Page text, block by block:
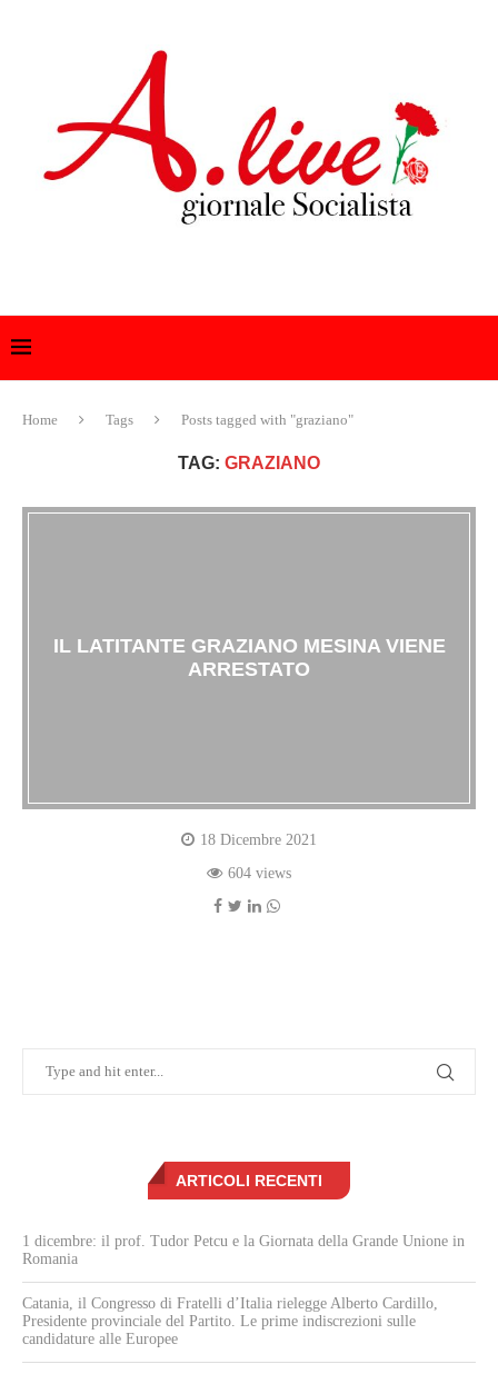
Home Tags Posts tagged with "graziano"
TAG: GRAZIANO
IL LATITANTE GRAZIANO MESINA VIENE
ARRESTATO
18 Dicembre 2021
604 views
ARTICOLI RECENTI
1 dicembre: il prof. Tudor Petcu e la Giornata della Grande Unione in
Romania
Catania, il Congresso di Fratelli d’Italia rielegge Alberto Cardillo,
Presidente provinciale del Partito. Le prime indiscrezioni sulle
candidature alle Europee